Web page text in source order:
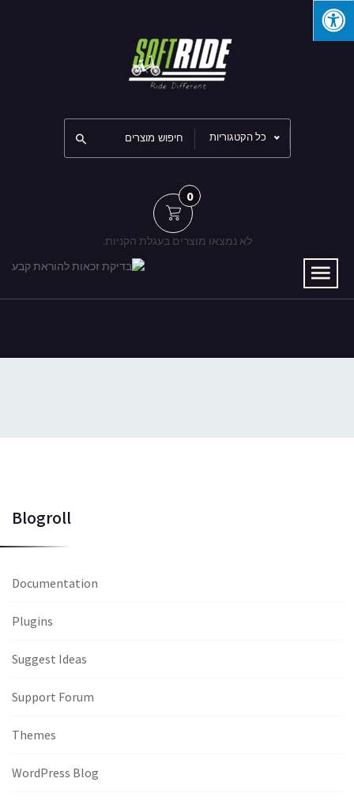
כל הקטגוריות
0
לא נמצאו מוצרים בעגלת הקניות.
Blogroll
Documentation
Plugins
Suggest Ideas
Support Forum
Themes
WordPress Blog